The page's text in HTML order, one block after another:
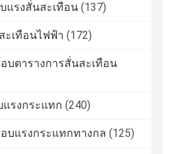
แรงสั่นสะเทือน (137)
ะเทือนไฟฟ้า (172)
ตารางการสั่นสะเทือน
รงกระแทก (240)
บแรงกระแทกทางกล (125)